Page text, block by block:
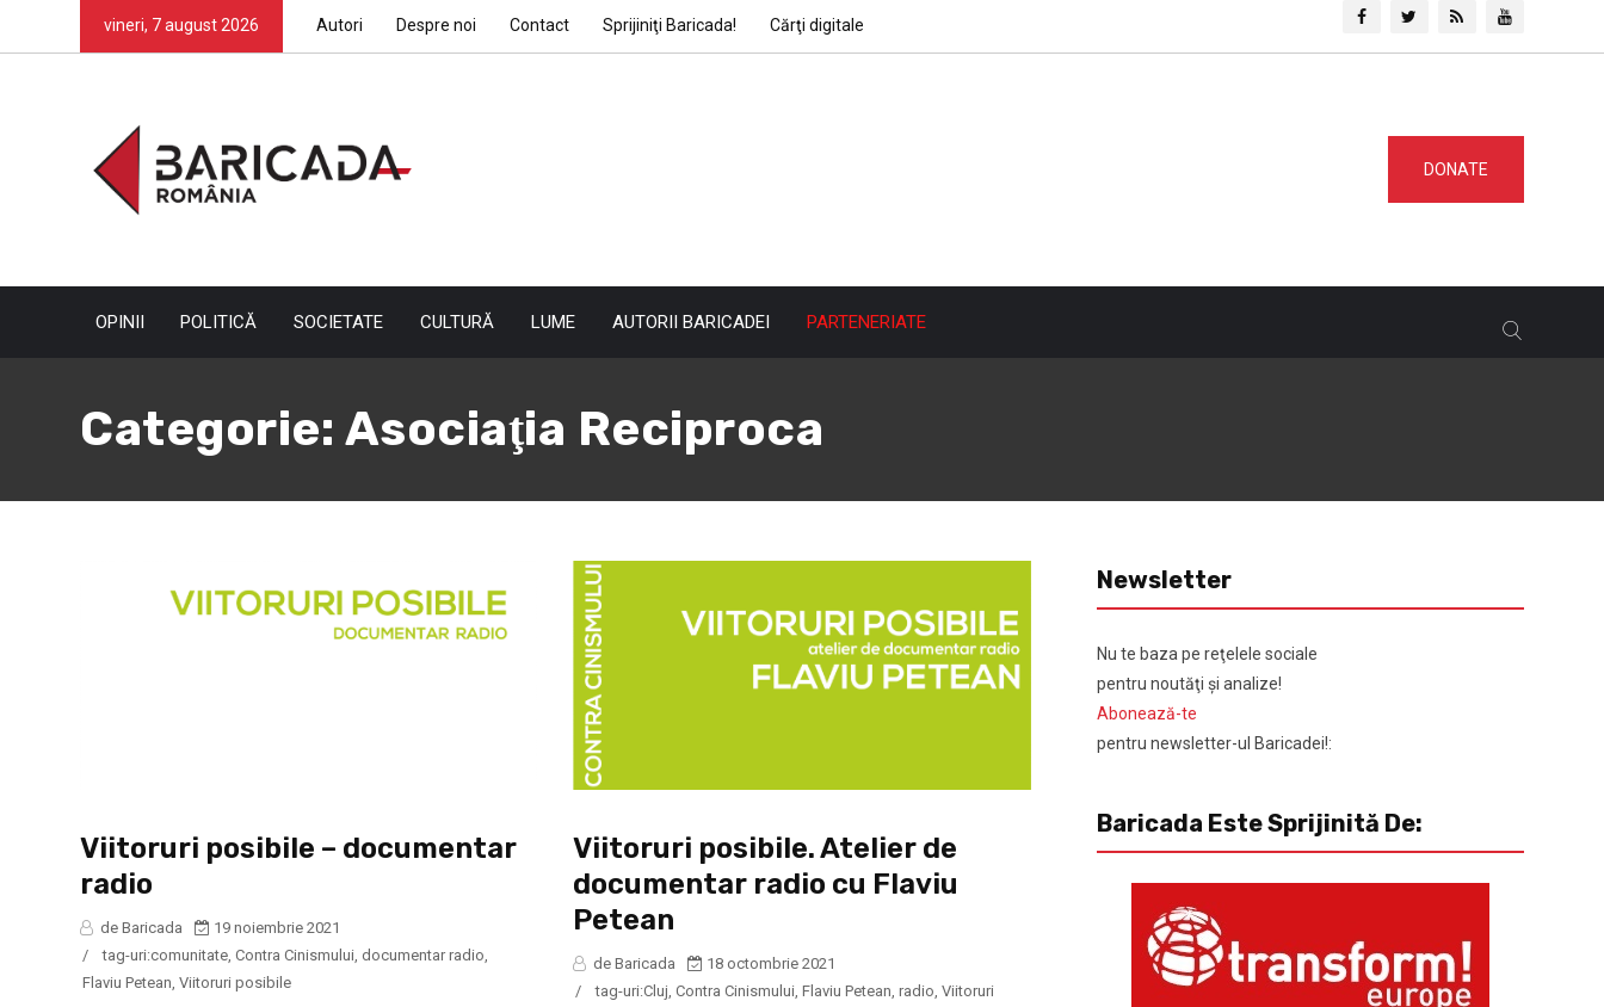
vineri, 7 august 2026 Autori Despre noi Contact Sprijiniţi Baricada! Cărţi digitale
DONATE
OPINII POLITICĂ SOCIETATE CULTURĂ LUME AUTORII BARICADEI PARTENERIATE
Categorie: Asociaţia Reciproca
Viitoruri posibile – documentar
radio
de Baricada
19 noiembrie 2021
/
tag-uri:comunitate Contra Cinismului documentar radio
Flaviu Petean Viitoruri posibile
Viitoruri posibile. Atelier de
documentar radio cu Flaviu
Petean
de Baricada
18 octombrie 2021
/
tag-uri:Cluj ,Contra Cinismului ,Flaviu Petean ,radio ,Viitoruri
Newsletter
Nu te baza pe reţelele sociale
pentru noutăţi şi analize!
Abonează-te
pentru newsletter-ul Baricadei!:
Baricada Este Sprijinită De: